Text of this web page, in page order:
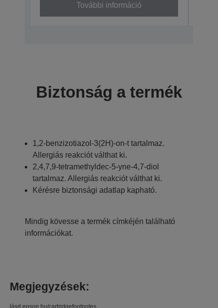
További információ
Biztonság a termék
1,2-benzizotiazol-3(2H)-on-t tartalmaz.
Allergiás reakciót válthat ki.
2,4,7,9-tetramethyldec-5-yne-4,7-diol
tartalmaz. Allergiás reakciót válthat ki.
Kérésre biztonsági adatlap kapható.
Mindig kövesse a termék címkéjén található
információkat.
Megjegyzések:
lásd epson.hu/cartridgefootnotes